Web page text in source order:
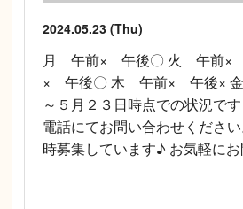
2024.05.23 (Thu)
月 午前× 午後〇 火 午前×
× 午後〇 木 午前× 午後×
～５月２３日時点での状況で
電話にてお問い合わせくださ
時募集しています♪ お気軽に